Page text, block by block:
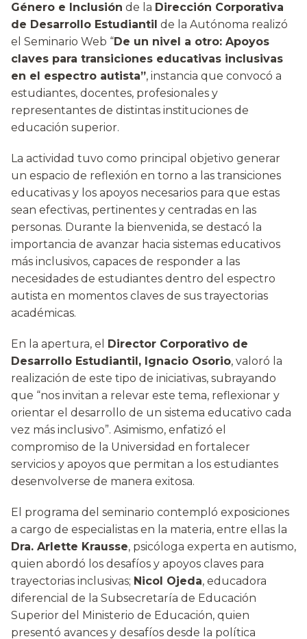
Género e Inclusión de la Dirección Corporativa
de Desarrollo Estudiantil de la Autónoma realizó
el Seminario Web “De un nivel a otro: Apoyos
claves para transiciones educativas inclusivas
en el espectro autista”, instancia que convocó a
estudiantes, docentes, profesionales y
representantes de distintas instituciones de
educación superior.
La actividad tuvo como principal objetivo generar
un espacio de reflexión en torno a las transiciones
educativas y los apoyos necesarios para que estas
sean efectivas, pertinentes y centradas en las
personas. Durante la bienvenida, se destacó la
importancia de avanzar hacia sistemas educativos
más inclusivos, capaces de responder a las
necesidades de estudiantes dentro del espectro
autista en momentos claves de sus trayectorias
académicas.
En la apertura, el Director Corporativo de
Desarrollo Estudiantil, Ignacio Osorio, valoró la
realización de este tipo de iniciativas, subrayando
que “nos invitan a relevar este tema, reflexionar y
orientar el desarrollo de un sistema educativo cada
vez más inclusivo”. Asimismo, enfatizó el
compromiso de la Universidad en fortalecer
servicios y apoyos que permitan a los estudiantes
desenvolverse de manera exitosa.
El programa del seminario contempló exposiciones
a cargo de especialistas en la materia, entre ellas la
Dra. Arlette Krausse, psicóloga experta en autismo,
quien abordó los desafíos y apoyos claves para
trayectorias inclusivas; Nicol Ojeda, educadora
diferencial de la Subsecretaría de Educación
Superior del Ministerio de Educación, quien
presentó avances y desafíos desde la política